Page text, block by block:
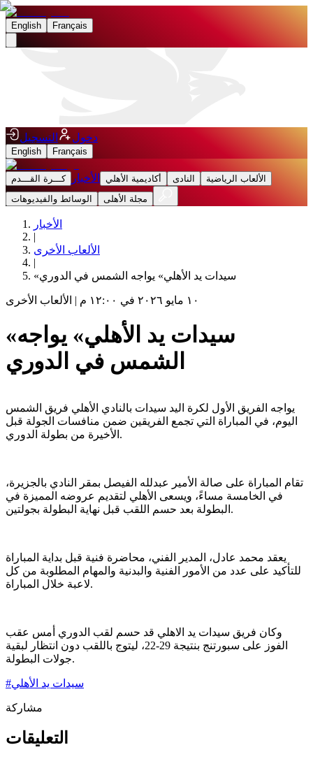
English Français
دخول التسجيل
English Français
كـــرة القـــدم الأخبار أكاديمية الأهلي النادى
الألعاب الرياضية
الوسائط والفيديوهات
مجلة الأهلى
الأخبار
|
الألعاب الأخرى
|
«سيدات يد الأهلي» يواجه الشمس في الدوري
١٠ مايو ٢٠٢٦ في ١٢:٠٠ م | الألعاب الأخرى
«سيدات يد الأهلي» يواجه
الشمس في الدوري
يواجه الفريق الأول لكرة اليد سيدات بالنادي الأهلي فريق الشمس
اليوم، في المباراة التي تجمع الفريقين ضمن منافسات الجولة قبل
الأخيرة من بطولة الدوري.
تقام المباراة على صالة الأمير عبدلله الفيصل بمقر النادي بالجزيرة،
في الخامسة مساءً، ويسعى الأهلي لتقديم عروضه المميزة في
البطولة بعد حسم اللقب قبل نهاية البطولة بجولتين.
يعقد محمد عادل، المدير الفني، محاضرة فنية قبل بداية المباراة
للتأكيد على عدد من الأمور الفنية والبدنية والمهام المطلوبة من كل
لاعبة خلال المباراة.
وكان فريق سيدات يد الاهلي قد حسم لقب الدوري أمس عقب
الفوز على سبورتنج بنتيجة 29-22، ليتوج باللقب دون انتظار لبقية
جولات البطولة.
#سيدات يد الأهلي
مشاركة
التعليقات